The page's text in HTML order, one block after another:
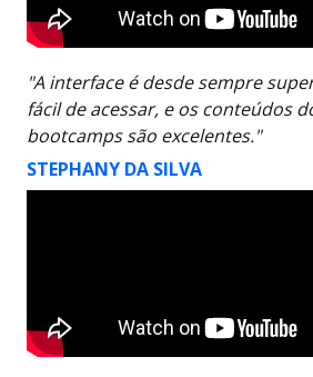
"A interface é desde sempre
fácil de acessar, e os conteúdos
bootcamps são excelentes."
STEPHANY DA SILVA